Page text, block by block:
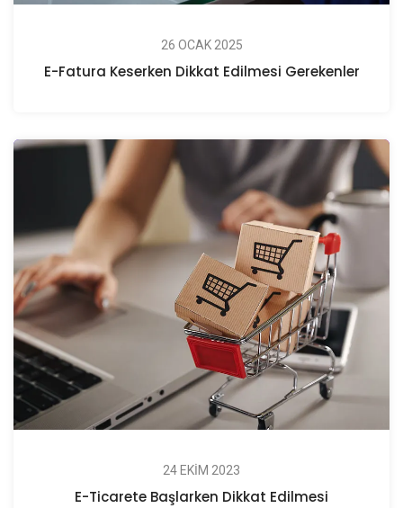
26 OCAK 2025
E-Fatura Keserken Dikkat Edilmesi Gerekenler
24 EKIM 2023
E-Ticarete Başlarken Dikkat Edilmesi